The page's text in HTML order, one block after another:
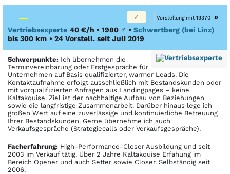
Vorstellung mit 19370
»
Vertriebsexperte 40 €/h • 1980 ♂ • Schwertberg (bei Linz)
bis 300 km • 24 Vorstell. seit Juli 2019
Schwerpunkte: Ich übernehmen die
Terminvereinbarung oder Erstgespräche für
Unternehmen auf Basis qualifizierter, warmer Leads. Die
Kontaktaufnahme erfolgt ausschließlich mit Bestandskunden oder
mit vorqualifizierten Anfragen aus Landingpages – keine
Kaltakquise. Ziel ist der nachhaltige Aufbau von Beziehungen
sowie die langfristige Zusammenarbeit. Darüber hinaus lege ich
großen Wert auf eine zuverlässige und kontinuierliche Betreuung
Ihrer Bestandskunden. Gerne übernehme ich auch
Verkaufsgespräche (Strategiecalls oder Verkaufsgespräche).
Facher­fahrung: High-Performance-Closer Ausbildung und seit
2003 im Verkauf tätig. Über 2 Jahre Kaltakquise Erfahung im
Bereich Opener und auch Setter sowie Closer. Selbständig seit
2006.